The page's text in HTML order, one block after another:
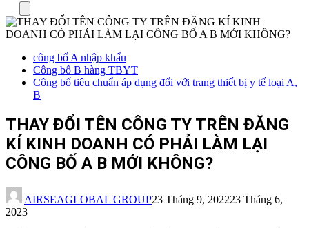
công bố A nhập khẩu
Công bố B hàng TBYT
Công bố tiêu chuẩn áp dụng đối với trang thiết bị y tế loại A,
B
THAY ĐỔI TÊN CÔNG TY TRÊN ĐĂNG
KÍ KINH DOANH CÓ PHẢI LÀM LẠI
CÔNG BỐ A B MỚI KHÔNG?
AIRSEAGLOBAL GROUP23 Tháng 9, 202223 Tháng 6,
2023